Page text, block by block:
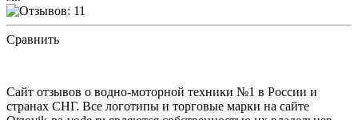
Сравнить
Сайт отзывов о водно-моторной техники №1 в России и
странах СНГ. Все логотипы и торговые марки на сайте